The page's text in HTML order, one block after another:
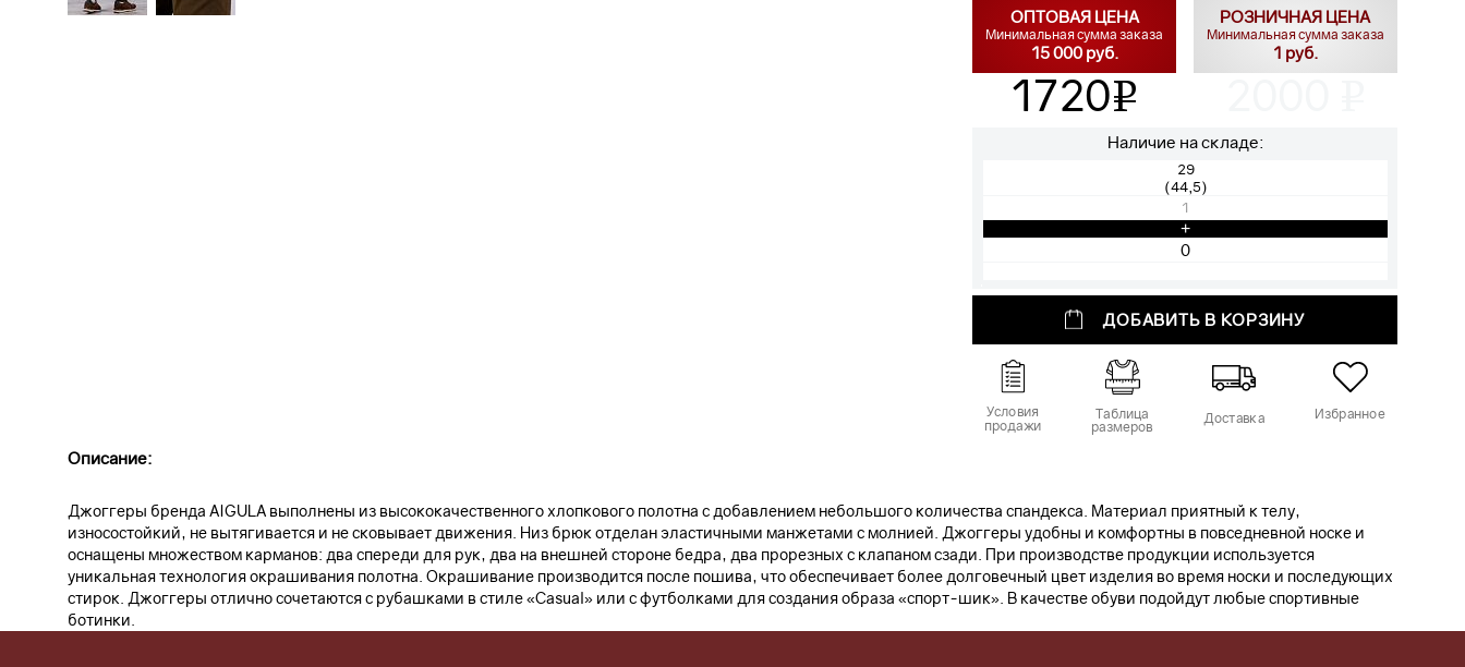
ОПТОВАЯ ЦЕНА
Минимальная сумма заказа
15 000 руб.
1720v
РОЗНИЧНАЯ ЦЕНА
Минимальная сумма заказа
1 руб.
Наличие на складе:
29
(44,5)
1
+
ДОБАВИТЬ В КОРЗИНУ
Условия
продажи
Таблица
размеров
Доставка Избранное
Описание:
Джоггеры бренда AIGULA выполнены из высококачественного хлопкового полотна с добавлением небольшого количества спандекса. Материал приятный к телу,
износостойкий, не вытягивается и не сковывает движения. Низ брюк отделан эластичными манжетами с молнией. Джоггеры удобны и комфортны в повседневной носке и
оснащены множеством карманов: два спереди для рук, два на внешней стороне бедра, два прорезных с клапаном сзади. При производстве продукции используется
уникальная технология окрашивания полотна. Окрашивание производится после пошива, что обеспечивает более долговечный цвет изделия во время носки и последующих
стирок. Джоггеры отлично сочетаются с рубашками в стиле «Casual» или с футболками для создания образа «спорт-шик». В качестве обуви подойдут любые спортивные
ботинки.